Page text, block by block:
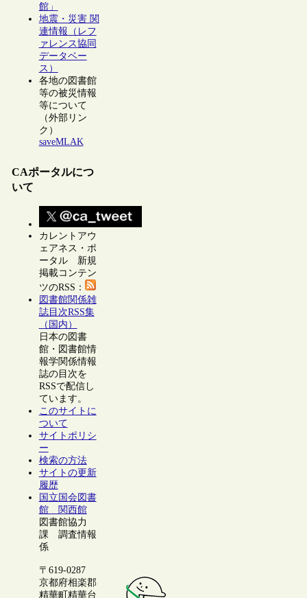
館」
地震・災害 関
連情報（レフ
ァレンス協同
データベー
ス）
各地の図書館
等の被災情報
等について
（外部リン
ク）
saveMLAK
CAポータルにつ
いて
カレントアウ
ェアネス・ポ
ータル 新規
掲載コンテン
ツのRSS：
図書館関係雑
誌目次RSS集
（国内）
日本の図書
館・図書館情
報学関係情報
誌の目次を
RSSで配信し
ています。
このサイトに
ついて
サイトポリシ
ー
検索の方法
サイトの更新
履歴
国立国会図書
館 関西館
図書館協力
課 調査情報
係
〒619-0287
京都府相楽郡
精華町精華台